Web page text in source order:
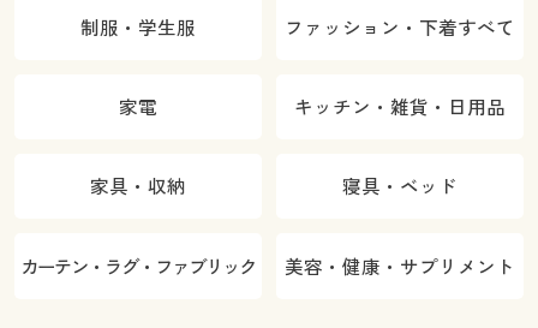
制服・学生服 ファッション・下着すべて
家電 キッチン・雑貨・日用品
家具・収納 寝具・ベッド
カーテン・ラグ・ファブリック 美容・健康・サプリメント